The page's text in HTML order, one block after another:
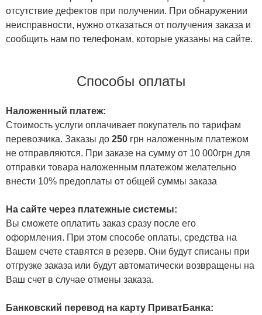
отсутствие дефектов при получении. При обнаружении
неисправности, нужно отказаться от получения заказа и
сообщить нам по телефонам, которые указаны на сайте.
Способы оплаты
Наложенный платеж:
Стоимость услуги оплачивает покупатель по тарифам
перевозчика. Заказы до 250 грн наложенным платежом
не отправляются. При заказе на сумму от 10 000грн для
отправки товара наложенным платежом желательно
внести 10% предоплаты от общей суммы заказа
На сайте через платежные системы:
Вы сможете оплатить заказ сразу после его
оформления. При этом способе оплаты, средства на
Вашем счете ставятся в резерв. Они будут списаны при
отгрузке заказа или будут автоматически возвращены на
Ваш счет в случае отмены заказа.
Банковский перевод на карту ПриватБанка: